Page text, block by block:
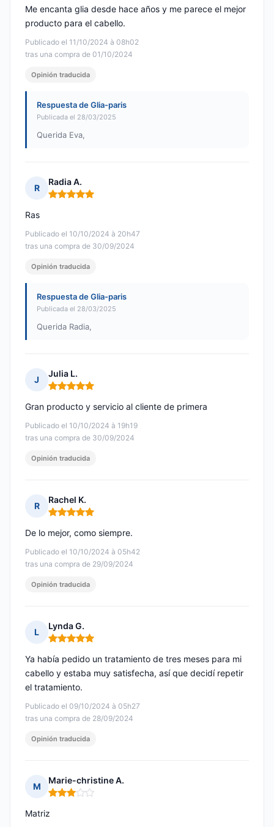
Publicado el 11/10/2024 à 08h02
tras una compra de 01/10/2024
Me encanta glia desde hace años y me parece el mejor
producto para el cabello.
Opinión traducida
Respuesta de Glia-paris
Publicada el 28/03/2025
Querida Eva,
R
Radia A.
Nota: 5 de 5
Publicado el 10/10/2024 à 20h47
tras una compra de 30/09/2024
Ras
Opinión traducida
Respuesta de Glia-paris
Publicada el 28/03/2025
Querida Radia,
J
Julia L.
Nota: 5 de 5
Publicado el 10/10/2024 à 19h19
tras una compra de 30/09/2024
Gran producto y servicio al cliente de primera
Opinión traducida
R
Rachel K.
Nota: 5 de 5
Publicado el 10/10/2024 à 05h42
tras una compra de 29/09/2024
De lo mejor, como siempre.
Opinión traducida
L
Lynda G.
Nota: 5 de 5
Publicado el 09/10/2024 à 05h27
tras una compra de 28/09/2024
Ya había pedido un tratamiento de tres meses para mi
cabello y estaba muy satisfecha, así que decidí repetir
el tratamiento.
Opinión traducida
M
Marie-christine A.
Nota: 3 de 5
Matriz